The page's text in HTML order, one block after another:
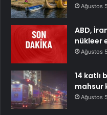
Ağustos
ABD,
nükleer
Ağustos
14 katlı
mahsur
Ağustos